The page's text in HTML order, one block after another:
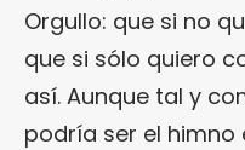
Orgullo: que si no
que si sólo quiero
así. Aunque tal y
podría ser el himno